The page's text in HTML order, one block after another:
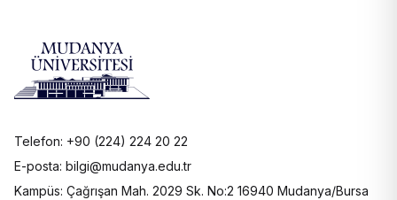
Telefon: +90 (224) 224 20 22
E-posta: bilgi@mudanya.edu.tr
Kampüs: Çağrışan Mah. 2029 Sk. No:2 16940 Mudanya/Bursa